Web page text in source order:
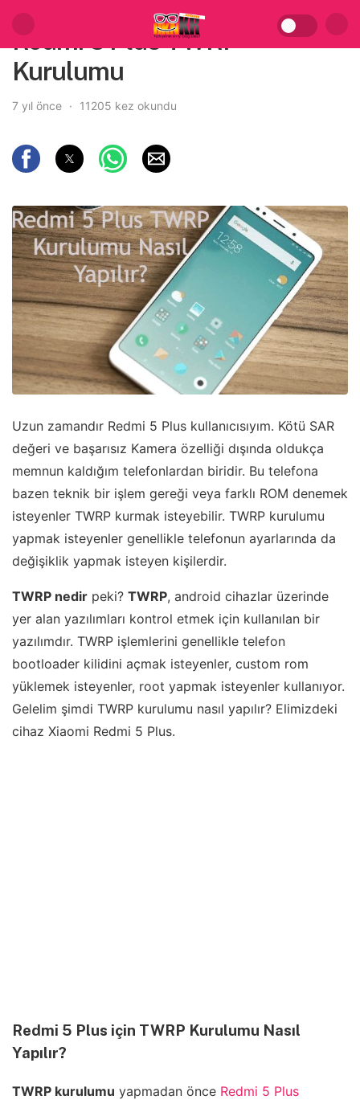
Redmi 5 Plus TWRP
Kurulumu
7 yıl önce 11205 kez okundu
Uzun zamandır Redmi 5 Plus kullanıcısıyım. Kötü SAR
değeri ve başarısız Kamera özelliği dışında oldukça
memnun kaldığım telefonlardan biridir. Bu telefona
bazen teknik bir işlem gereği veya farklı ROM denemek
isteyenler TWRP kurmak isteyebilir. TWRP kurulumu
yapmak isteyenler genellikle telefonun ayarlarında da
değişiklik yapmak isteyen kişilerdir.
TWRP nedir peki? TWRP, android cihazlar üzerinde
yer alan yazılımları kontrol etmek için kullanılan bir
yazılımdır. TWRP işlemlerini genellikle telefon
bootloader kilidini açmak isteyenler, custom rom
yüklemek isteyenler, root yapmak isteyenler kullanıyor.
Gelelim şimdi TWRP kurulumu nasıl yapılır? Elimizdeki
cihaz Xiaomi Redmi 5 Plus.
Redmi 5 Plus için TWRP Kurulumu Nasıl
Yapılır?
TWRP kurulumu yapmadan önce Redmi 5 Plus